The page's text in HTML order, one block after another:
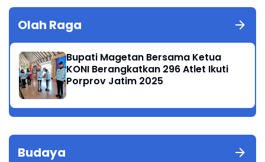
Olah Raga
Bupati Magetan Bersama Ketua
KONI Berangkatkan 296 Atlet Ikuti
Porprov Jatim 2025
Budaya